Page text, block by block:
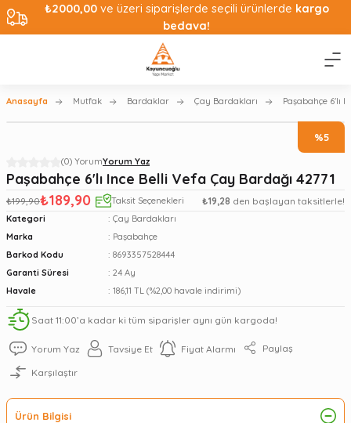
₺2000,00ve üzeri siparişlerde seçili ürünlerde kargo
bedava!
Anasayfa Mutfak Bardaklar Çay Bardakları Paşabahçe 6'lı
%5
(0) YorumYorum Yaz
Paşabahçe 6'lı Ince Belli Vefa Çay Bardağı 42771
₺199,90₺189,90 Taksit Seçenekleri ₺19,28 den başlayan taksitlerle!
Kategori
Çay Bardakları
Marka
Paşabahçe
Barkod Kodu
8693357528444
Garanti Süresi
24 Ay
Havale
186,11 TL (%2,00 havale indirimi)
Saat 11:00’a kadar ki tüm siparişler aynı gün kargoda!
Yorum Yaz Tavsiye Et Fiyat Alarmı Paylaş
Karşılaştır
Ürün Bilgisi